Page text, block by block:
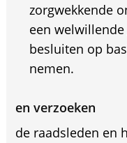
zorgwekkende
een
besluiten op
nemen.
en verzoeken
de raadsleden en